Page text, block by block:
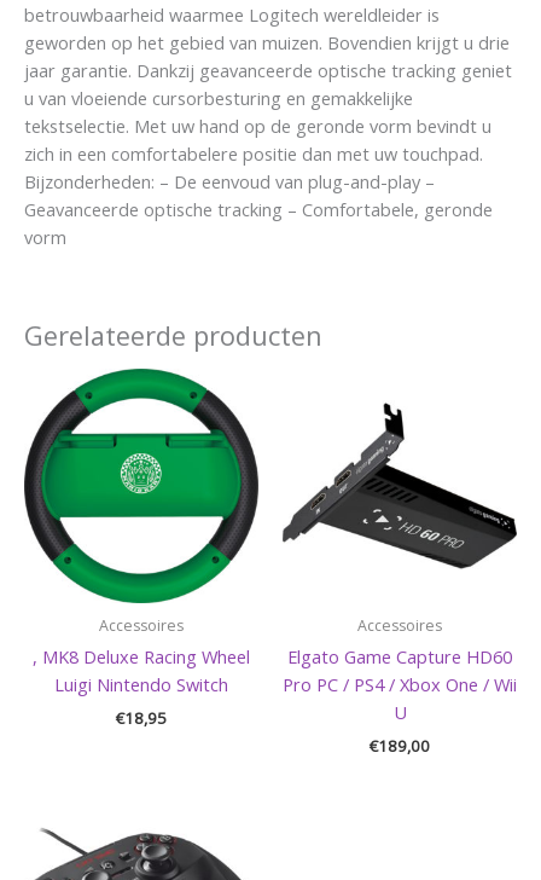
betrouwbaarheid waarmee Logitech wereldleider is
geworden op het gebied van muizen. Bovendien krijgt u drie
jaar garantie. Dankzij geavanceerde optische tracking geniet
u van vloeiende cursorbesturing en gemakkelijke
tekstselectie. Met uw hand op de geronde vorm bevindt u
zich in een comfortabelere positie dan met uw touchpad.
Bijzonderheden: – De eenvoud van plug-and-play –
Geavanceerde optische tracking – Comfortabele, geronde
vorm
Gerelateerde producten
Accessoires
, MK8 Deluxe Racing Wheel
Luigi Nintendo Switch
€18,95
Accessoires
Elgato Game Capture HD60
Pro PC / PS4 / Xbox One / Wii
U
€189,00